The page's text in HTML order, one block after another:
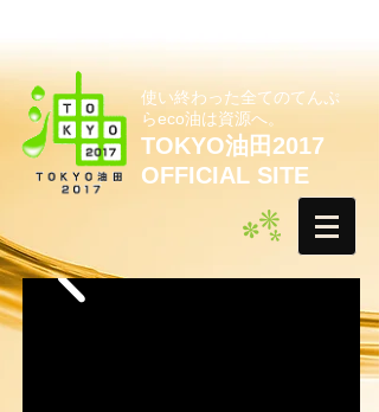
使い終わった全てのてんぷ
らeco油は資源へ。
TOKYO油田2017
OFFICIAL SITE